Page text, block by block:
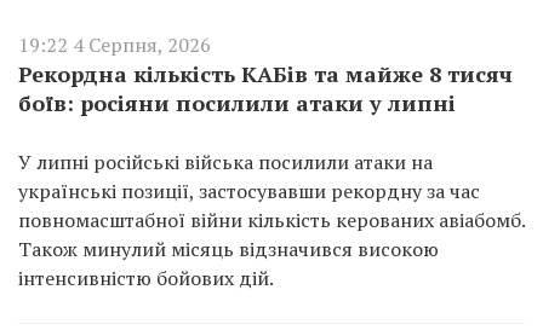
19:22 4 Серпня, 2026
Рекордна кількість КАБів та майже 8 тисяч
боїв: росіяни посилили атаки у липні
У липні російські війська посилили атаки на
українські позиції, застосувавши рекордну за час
повномасштабної війни кількість керованих авіабомб.
Також минулий місяць відзначився високою
інтенсивністю бойових дій.